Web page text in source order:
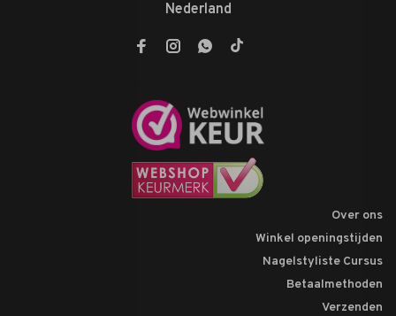
Nederland
Over ons
Winkel openingstijden
Nagelstyliste Cursus
Betaalmethoden
Verzenden